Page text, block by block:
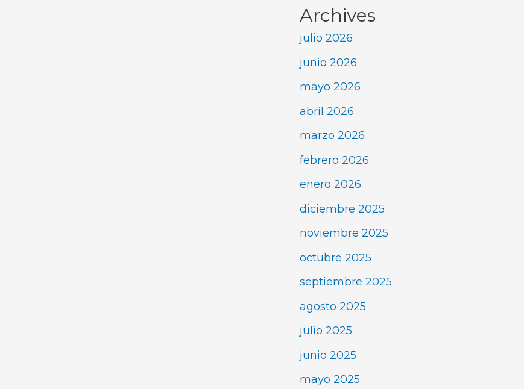
Archives
julio 2026
junio 2026
mayo 2026
abril 2026
marzo 2026
febrero 2026
enero 2026
diciembre 2025
noviembre 2025
octubre 2025
septiembre 2025
agosto 2025
julio 2025
junio 2025
mayo 2025